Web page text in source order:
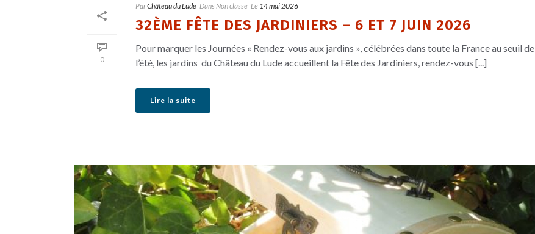
0
ParChâteau du Lude DansNon classé Le 14 mai 2026
32ÈME FÊTE DES JARDINIERS – 6 ET 7 JUIN 2026
Pour marquer les Journées « Rendez-vous aux jardins », célébrées dans toute la France au seuil de
l’été, les jardins du Château du Lude accueillent la Fête des Jardiniers, rendez-vous [...]
Lire la suite